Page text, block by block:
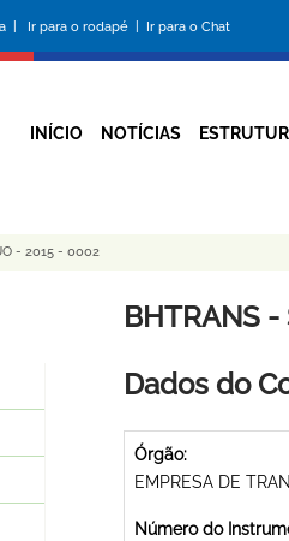
| Ir para o rodapé | Ir para o Chat
INÍCIO NOTÍCIAS
- 2015 - 0002
BHTRANS
Dados do
Órgão:
EMPRESA DE
Número do